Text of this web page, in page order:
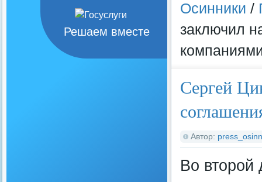
Осинники /
заключил
Сергей
Автор:
Во второй
Решаем вместе